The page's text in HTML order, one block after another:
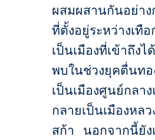
ผสมผสานกันอย่า
ที่ตั้งอยู่ระหว่างเ
เป็นเมืองที่เข้าถึ
พบในช่วงยุคตื่นท
เป็นเมืองศูนย์กล
กลายเป็นเมืองหล
สก้า นอกจากนี้ยัง